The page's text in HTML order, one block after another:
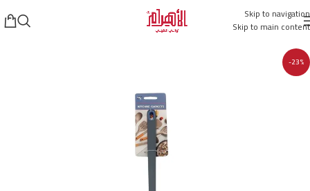
Skip to navigation
Skip to main content
-23%